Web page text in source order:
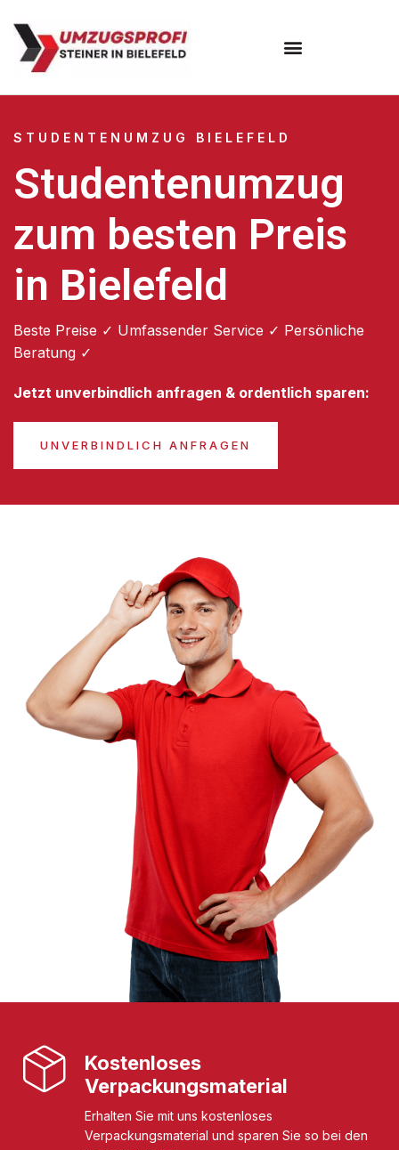
STUDENTENUMZUG BIELEFELD
Studentenumzug
zum besten Preis
in Bielefeld
Beste Preise ✓ Umfassender Service ✓ Persönliche
Beratung ✓
Jetzt unverbindlich anfragen & ordentlich sparen:
UNVERBINDLICH ANFRAGEN
Kostenloses
Verpackungsmaterial
Erhalten Sie mit uns kostenloses
Verpackungsmaterial und sparen Sie so bei den